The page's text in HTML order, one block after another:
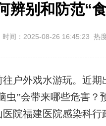
辨别和防范“
间：2025-08-26 16:45:23 热
外戏水游玩。近期
虫”会带来哪些危害
院福建医院感染科行